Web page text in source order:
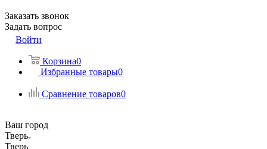
Заказать звонок
Задать вопрос
Войти
Корзина0
Избранные товары0
Сравнение товаров0
Ваш город
Тверь
Тверь